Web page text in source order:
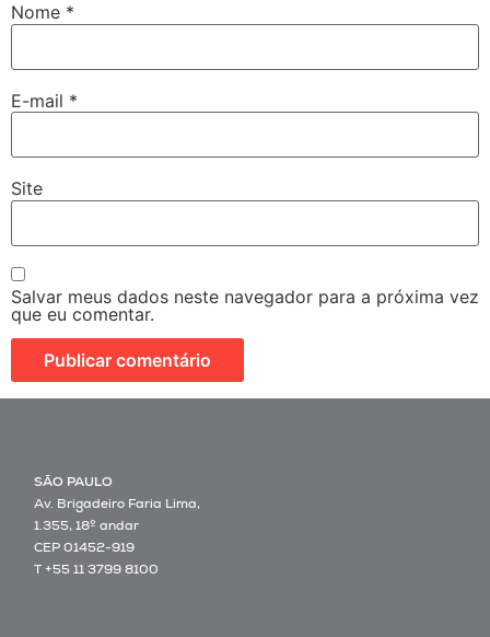
Nome *
E-mail *
Site
Salvar meus dados neste navegador para a próxima vez
que eu comentar.
SÃO PAULO
Av. Brigadeiro Faria Lima,
1.355, 18º andar
CEP 01452-919
T +55 11 3799 8100